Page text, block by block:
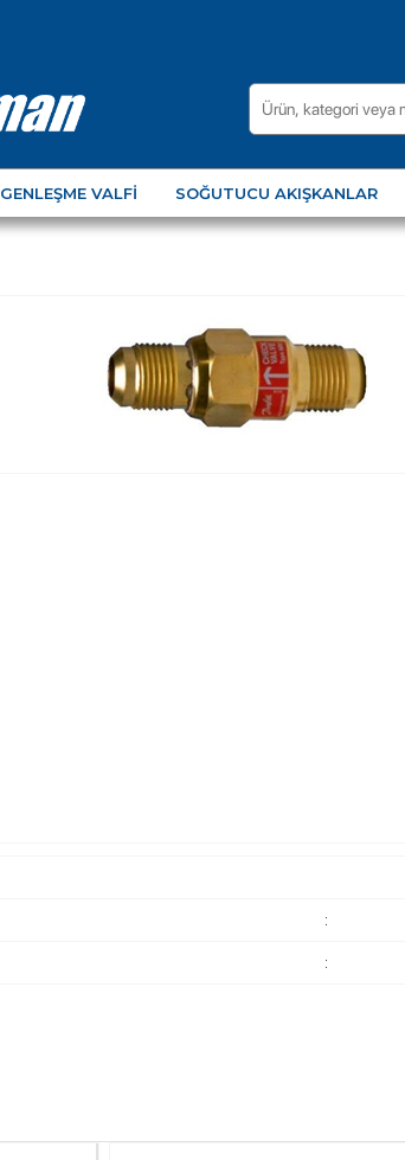
GENLEŞME VALFI SOĞUTUCU AKIŞKANLAR
:
: